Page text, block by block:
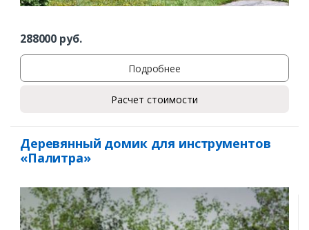
288000 руб.
Подробнее
Расчет стоимости
Деревянный домик для инструментов
«Палитра»